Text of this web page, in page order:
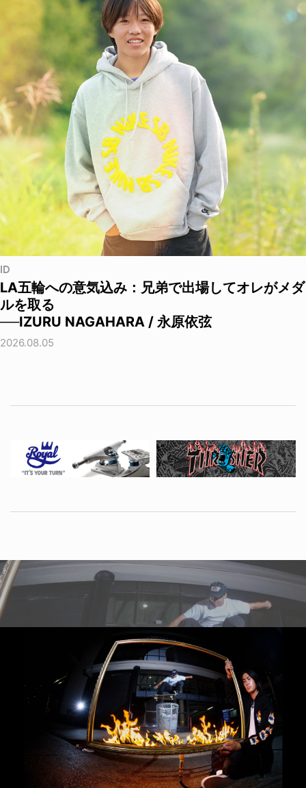
ID
LA五輪への意気込み：兄弟で出場してオレがメダ
ルを取る
──IZURU NAGAHARA / 永原依弦
2026.08.05